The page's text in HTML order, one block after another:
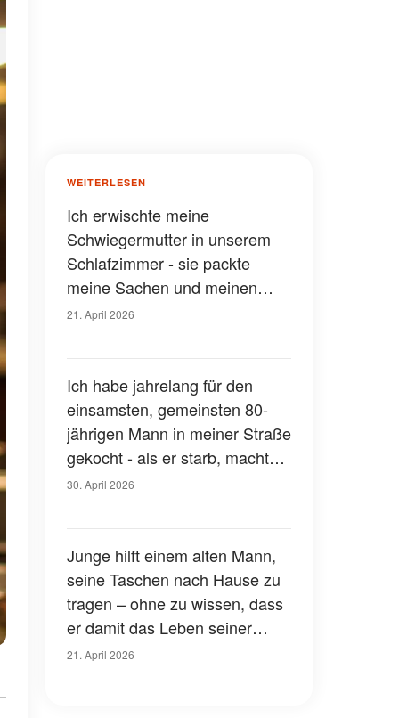
WEITERLESEN
Ich erwischte meine
Schwiegermutter in unserem
Schlafzimmer - sie packte
meine Sachen und meinen
Reisepass
21. April 2026
Ich habe jahrelang für den
einsamsten, gemeinsten 80-
jährigen Mann in meiner Straße
gekocht - als er starb, machte
sein Testament mich und seine
30. April 2026
Junge hilft einem alten Mann,
seine Taschen nach Hause zu
tragen – ohne zu wissen, dass
er damit das Leben seiner
Mutter rettet
21. April 2026